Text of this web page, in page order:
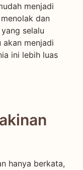
menjadi
dan
selalu
menjadi
ini lebih luas
hanya berkata,